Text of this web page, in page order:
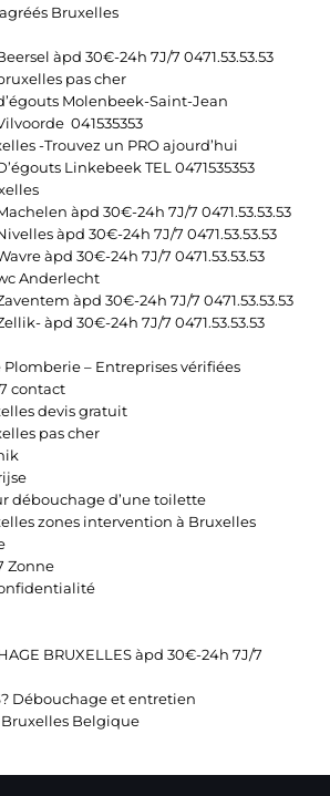
Bruxelles
àpd 30€-24h 7J/7 0471.53.53.53
pas cher
Molenbeek-Saint-Jean
041535353
-Trouvez un PRO ajourd’hui
Linkebeek TEL 0471535353
àpd 30€-24h 7J/7 0471.53.53.53
àpd 30€-24h 7J/7 0471.53.53.53
àpd 30€-24h 7J/7 0471.53.53.53
Anderlecht
àpd 30€-24h 7J/7 0471.53.53.53
àpd 30€-24h 7J/7 0471.53.53.53
Plomberie – Entreprises vérifiées
contact
devis gratuit
pas cher
débouchage d’une toilette
zones intervention à Bruxelles
Zonne
BRUXELLES àpd 30€-24h 7J/7
Débouchage et entretien
Belgique